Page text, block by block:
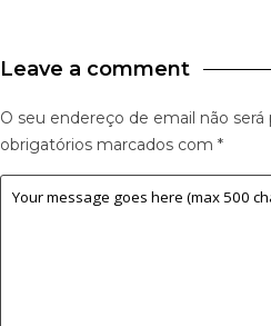
Leave a comment
O seu endereço de email não será
obrigatórios marcados com *